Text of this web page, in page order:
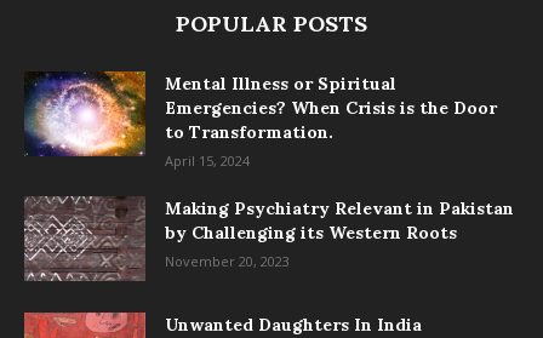
POPULAR POSTS
Mental Illness or Spiritual
Emergencies? When Crisis is the Door
to Transformation.
April 15, 2024
Making Psychiatry Relevant in Pakistan
by Challenging its Western Roots
November 20, 2023
Unwanted Daughters In India